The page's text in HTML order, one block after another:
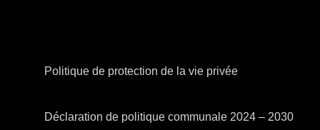
Politique de protection de la vie privée
Déclaration de politique communale 2024 – 2030